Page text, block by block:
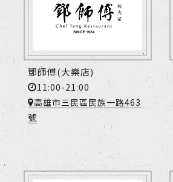
鄧師傅(大樂店)
11:00-21:00
高雄市三民區民族一路463
號